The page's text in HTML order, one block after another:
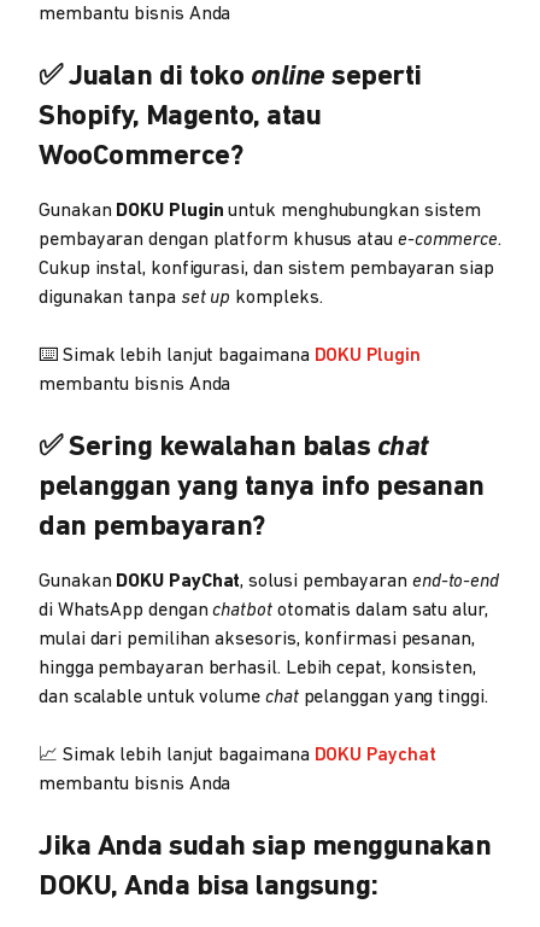
membantu bisnis Anda
✅ Jualan di toko online seperti
Shopify, Magento, atau
WooCommerce?
Gunakan DOKU Plugin untuk menghubungkan sistem
pembayaran dengan platform khusus atau e-commerce.
Cukup instal, konfigurasi, dan sistem pembayaran siap
digunakan tanpa set up kompleks.
⌨️ Simak lebih lanjut bagaimana DOKU Plugin
membantu bisnis Anda
✅ Sering kewalahan balas chat
pelanggan yang tanya info pesanan
dan pembayaran?
Gunakan DOKU PayChat, solusi pembayaran end-to-end
di WhatsApp denganchatbototomatis dalam satu alur,
mulai dari pemilihan aksesoris, konfirmasi pesanan,
hingga pembayaran berhasil. Lebih cepat, konsisten,
dan scalable untuk volume chat pelanggan yang tinggi.
📈 Simak lebih lanjut bagaimana DOKU Paychat
membantu bisnis Anda
Jika Anda sudah siap menggunakan
DOKU, Anda bisa langsung: